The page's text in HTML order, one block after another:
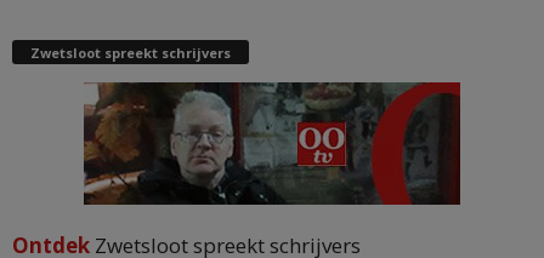
Zwetsloot spreekt schrijvers
Ontdek Zwetsloot spreekt schrijvers